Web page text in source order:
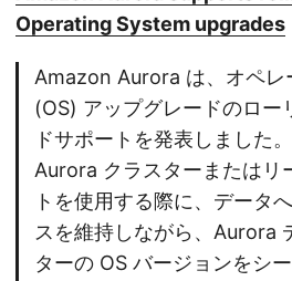
Operating System upgrades
Amazon Aurora は、オペレ
(OS) アップグレードのロー
ドサポートを発表しました
Aurora クラスターまたはリ
トを使用する際に、データ
スを維持しながら、Aurora
ターの OS バージョンをシ